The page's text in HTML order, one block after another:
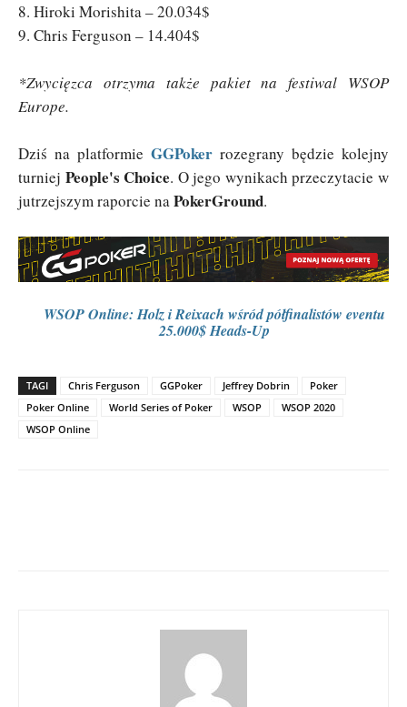
8. Hiroki Morishita – 20.034$
9. Chris Ferguson – 14.404$
*Zwycięzca otrzyma także pakiet na festiwal WSOP
Europe.
Dziś na platformie GGPoker rozegrany będzie kolejny
turniej People's Choice. O jego wynikach przeczytacie w
jutrzejszym raporcie naPokerGround.
WSOP Online: Holz i Reixach wśród półfinalistów eventu
25.000$ Heads-Up
TAGI Chris Ferguson GGPoker Jeffrey Dobrin
Poker
Poker Online
World Series of Poker WSOP
WSOP 2020
WSOP Online